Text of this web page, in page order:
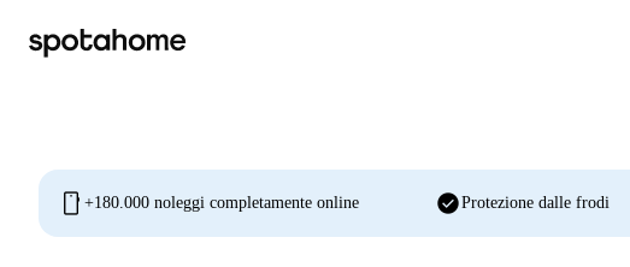
mobile +180.000 noleggi completamente online check_circleProtezione dalle frodi